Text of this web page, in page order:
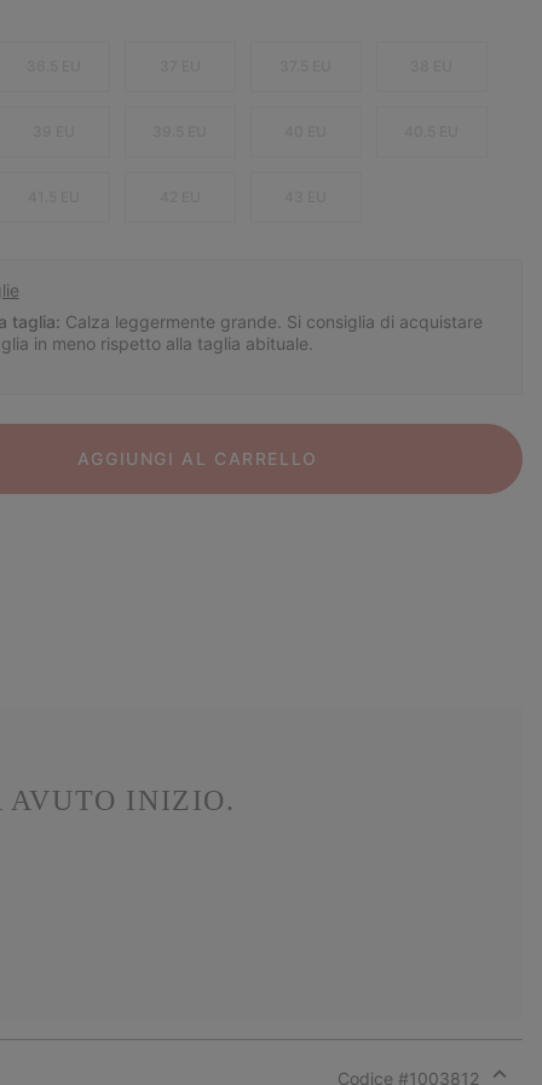
taglia: Calza leggermente grande. Si consiglia di acquistare
in meno rispetto alla taglia abituale.
AGGIUNGI AL CARRELLO
AVUTO INIZIO.
Codice #1003812